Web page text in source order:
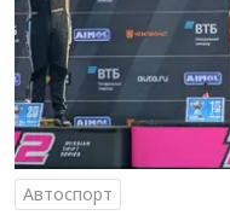
Автоспорт